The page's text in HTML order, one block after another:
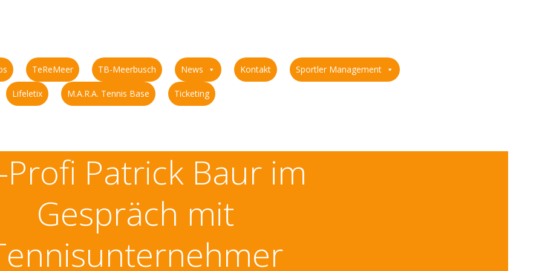
TeReMeer TB-Meerbusch News Kontakt Sportler Management
Lifeletix M.A.R.A. Tennis Base Ticketing
Profi Patrick Baur im
Gespräch mit